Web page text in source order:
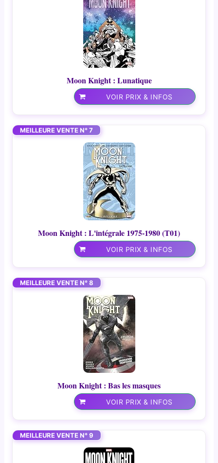
Moon Knight : Lunatique
VOIR PRIX & INFOS
MEILLEURE VENTE N° 7
Moon Knight : L'intégrale 1975-1980 (T01)
VOIR PRIX & INFOS
MEILLEURE VENTE N° 8
Moon Knight : Bas les masques
VOIR PRIX & INFOS
MEILLEURE VENTE N° 9